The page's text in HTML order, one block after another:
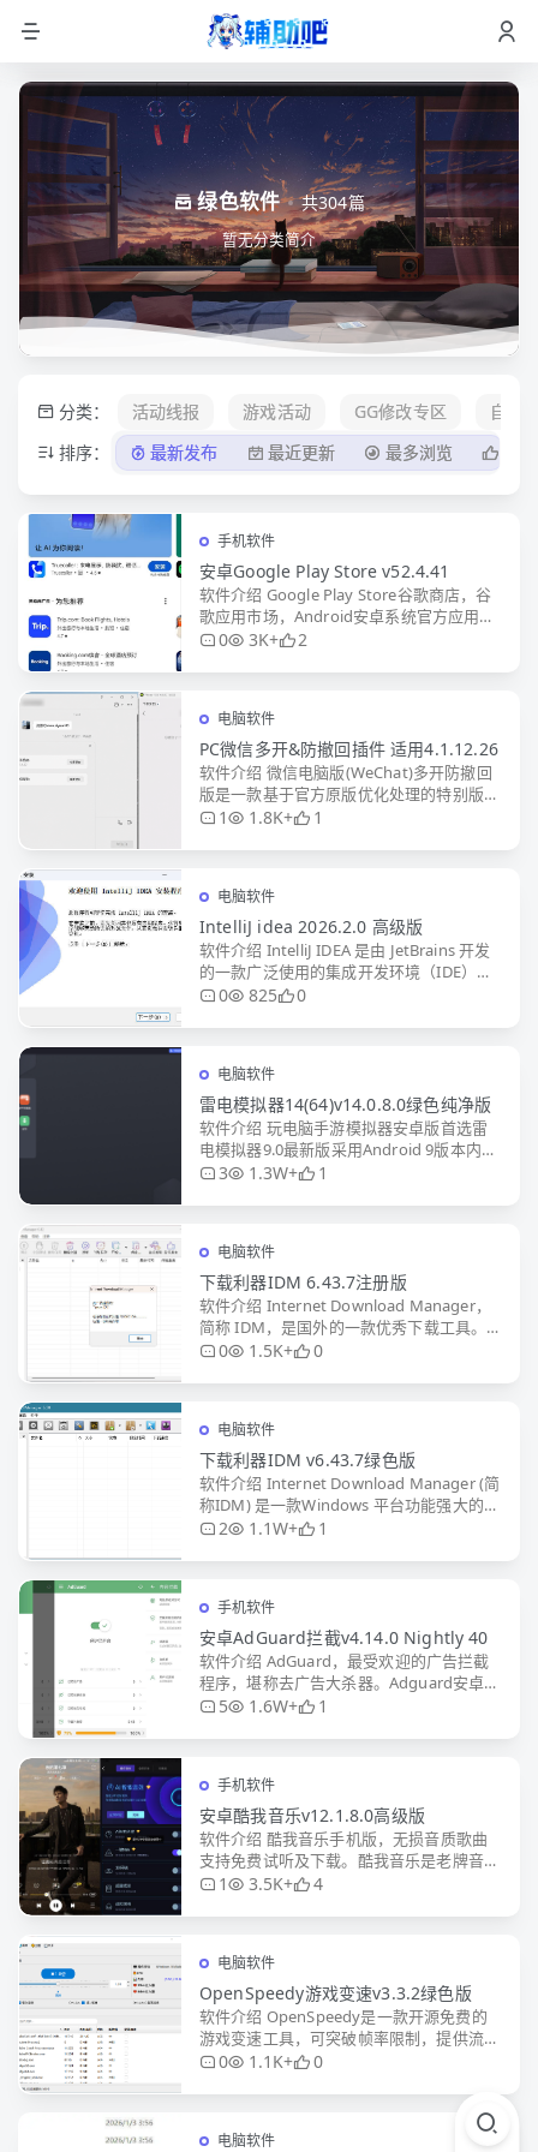
绿色软件 共304篇
暂无分类简介
分类： 活动线报 游戏活动 GG修改专区
自学
排序：
最新发布 最近更新 最多浏览
手机软件
安卓Google Play Store v52.4.41
软件介绍 Google Play Store谷歌商店，谷
歌应用市场，Android安卓系统官方应用商
店客户端。Google Play客户端现在为应用
0 3K+ 2
电脑软件
PC微信多开&防撤回插件 适用4.1.12.26
软件介绍 微信电脑版(WeChat)多开防撤回
版是一款基于官方原版优化处理的特别版，
实现无限多开、个人与群消息防撤回、并去
1 1.8K+ 1
电脑软件
IntelliJ idea 2026.2.0 高级版
软件介绍 IntelliJ IDEA 是由 JetBrains 开发
的一款广泛使用的集成开发环境（IDE），
专为提高开发者的生产力和代码质量而设
0 825 0
电脑软件
雷电模拟器14(64)v14.0.8.0绿色纯净版
软件介绍 玩电脑手游模拟器安卓版首选雷
电模拟器9.0最新版采用Android 9版本内
核.雷电安卓模拟器最新版,支持OpenGL3.1
3 1.3W+ 1
电脑软件
下载利器IDM 6.43.7注册版
软件介绍 Internet Download Manager，
简称 IDM，是国外的一款优秀下载工具。
目前凭借着下载计算的速度优势在外媒网站
0 1.5K+ 0
电脑软件
下载利器IDM v6.43.7绿色版
软件介绍 Internet Download Manager (简
称IDM) 是一款Windows 平台功能强大的多
线程下载工具，国外非常受欢迎。支持断点
2 1.1W+ 1
手机软件
安卓AdGuard拦截v4.14.0 Nightly 40
软件介绍 AdGuard，最受欢迎的广告拦截
程序，堪称去广告大杀器。Adguard安卓版
无需ROOT权限，可拦截所有应用和浏览器
5 1.6W+ 1
手机软件
安卓酷我音乐v12.1.8.0高级版
软件介绍 酷我音乐手机版，无损音质歌曲
支持免费试听及下载。酷我音乐是老牌音乐
播放软件，供智能煲机、蝰蛇音效、AI智能
1 3.5K+ 4
电脑软件
OpenSpeedy游戏变速v3.3.2绿色版
软件介绍 OpenSpeedy是一款开源免费的
游戏变速工具，可突破帧率限制，提供流畅
加速体验。支持自定义变速倍率，兼容多种
0 1.1K+ 0
电脑软件